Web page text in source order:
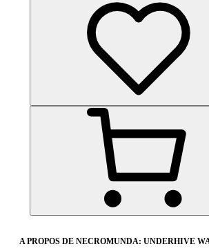
12 sur 12 articles
A PROPOS DE NECROMUNDA: UNDERHIVE